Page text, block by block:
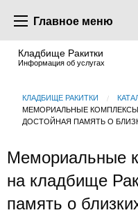
Главное меню
Кладбище Ракитки
Информация об услугах
КЛАДБИЩЕ РАКИТКИ
МЕМОРИАЛЬНЫЕ КОМПЛЕКСЫ
ДОСТОЙНАЯ ПАМЯТЬ О
Мемориальные
на кладбище
память о